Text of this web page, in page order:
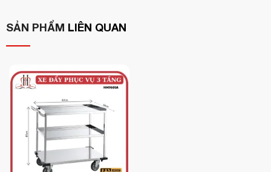
Thông số kỹ thuật:
Thương hiệu: Rubbermaid –
Mã sản phẩm: FG9T6800BLA
Chất liệu: Nhựa cao cấp
SẢN PHẨM LIÊN QUAN